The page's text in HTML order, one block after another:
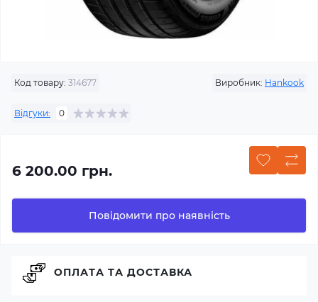
Код товару: 314677 Виробник: Hankook
Відгуки: 0
6 200.00 грн.
Повідомити про наявність
ОПЛАТА ТА ДОСТАВКА